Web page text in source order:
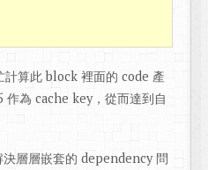
計算此 block 裡面的 code 產
作為 cache key，從而達到自
層層嵌套的 dependency 問